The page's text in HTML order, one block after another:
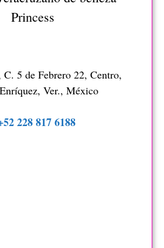
Princess
C. 5 de Febrero 22, Centro,
Ver., México
228 817 6188